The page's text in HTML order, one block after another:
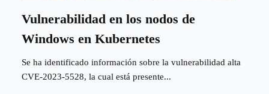
Vulnerabilidad en los nodos de
Windows en Kubernetes
Se ha identificado información sobre la vulnerabilidad alta
CVE-2023-5528, la cual está presente...